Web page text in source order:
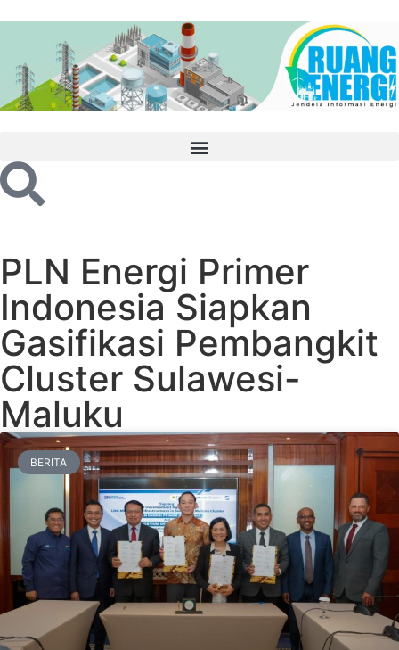
PLN Energi Primer
Indonesia Siapkan
Gasifikasi Pembangkit
Cluster Sulawesi-
Maluku
BERITA